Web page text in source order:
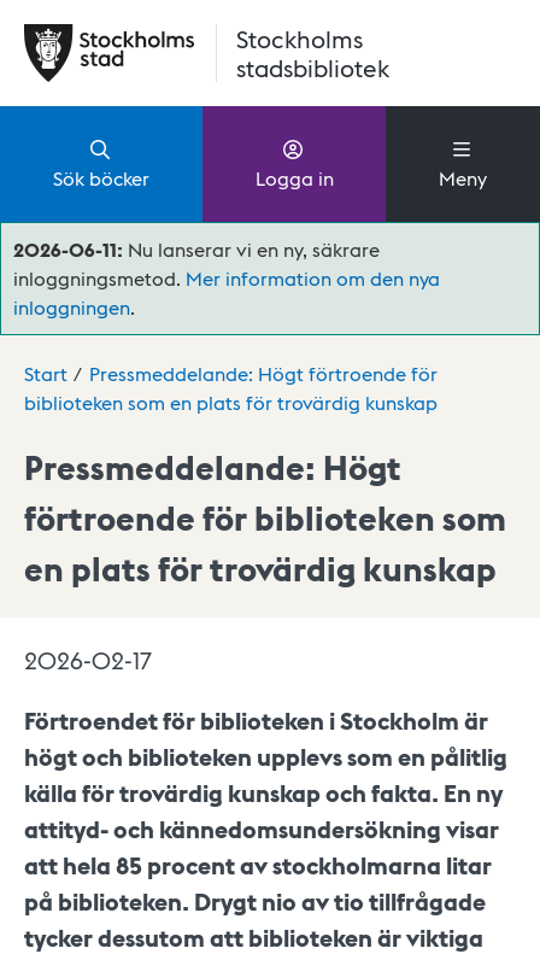
Stockholms
stadsbibliotek
Sök böcker Logga in Meny
2026-06-11: Nu lanserar vi en ny, säkrare
inloggningsmetod. Mer information om den nya
inloggningen.
Start
Pressmeddelande: Högt förtroende för
biblioteken som en plats för trovärdig kunskap
Pressmeddelande: Högt
förtroende för biblioteken som
en plats för trovärdig kunskap
2026-02-17
Förtroendet för biblioteken i Stockholm är
högt och biblioteken upplevs som en pålitlig
källa för trovärdig kunskap och fakta. En ny
attityd- och kännedomsundersökning visar
att hela 85 procent av stockholmarna litar
på biblioteken. Drygt nio av tio tillfrågade
tycker dessutom att biblioteken är viktiga